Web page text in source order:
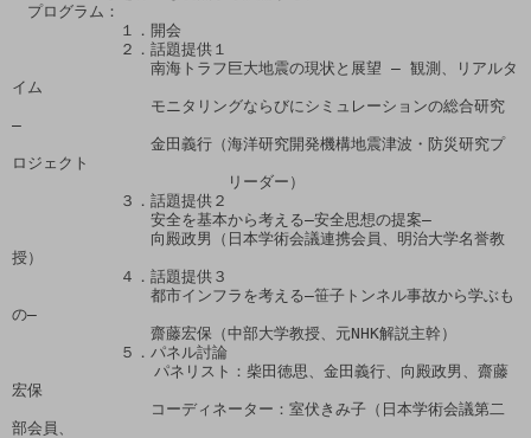
プログラム：
１．開会
２．話題提供１
南海トラフ巨大地震の現状と展望 ― 観測、リアルタ
イム
モニタリングならびにシミュレーションの総合研究
―
金田義行（海洋研究開発機構地震津波・防災研究プ
ロジェクト
リーダー）
３．話題提供２
安全を基本から考える―安全思想の提案―
向殿政男（日本学術会議連携会員、明治大学名誉教
授）
４．話題提供３
都市インフラを考える―笹子トンネル事故から学ぶも
の―
齋藤宏保（中部大学教授、元NHK解説主幹）
５．パネル討論
パネリスト：柴田徳思、金田義行、向殿政男、齋藤
宏保
コーディネーター：室伏きみ子（日本学術会議第二
部会員、